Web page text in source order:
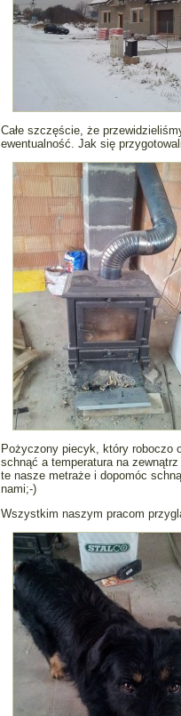
Całe szczęście, że
ewentualność. Jak się
Pożyczony piecyk, który roboczo
schnąć a temperatura na
te nasze metraże i dopomóc
nami;-)
Wszystkim naszym pracom